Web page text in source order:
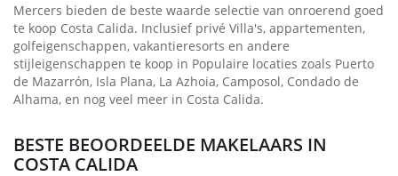
Mercers bieden de beste waarde selectie van onroerend goed
te koop Costa Calida. Inclusief privé Villa's, appartementen,
golfeigenschappen, vakantieresorts en andere
stijleigenschappen te koop in Populaire locaties zoals Puerto
de Mazarrón, Isla Plana, La Azhoia, Camposol, Condado de
Alhama, en nog veel meer in Costa Calida.
BESTE BEOORDEELDE MAKELAARS IN
COSTA CALIDA